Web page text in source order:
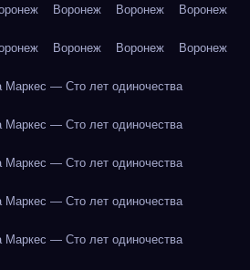
Воронеж Воронеж Воронеж
Воронеж Воронеж Воронеж
Маркес — Сто лет одиночества
Маркес — Сто лет одиночества
Маркес — Сто лет одиночества
Маркес — Сто лет одиночества
Маркес — Сто лет одиночества